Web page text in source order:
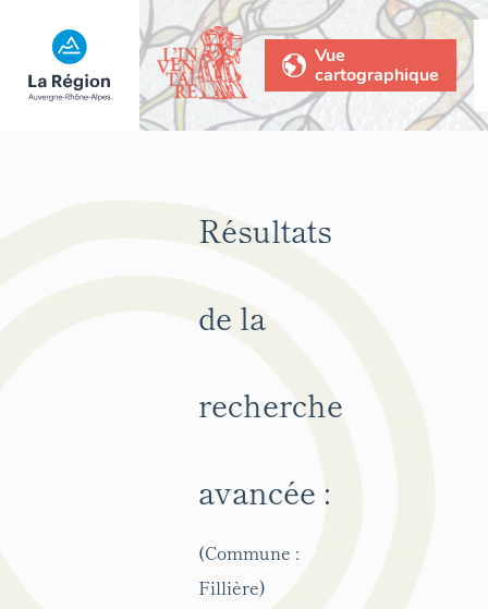
Vue
cartographique
Résultats
de la
recherche
avancée :
(Commune :
Fillière)